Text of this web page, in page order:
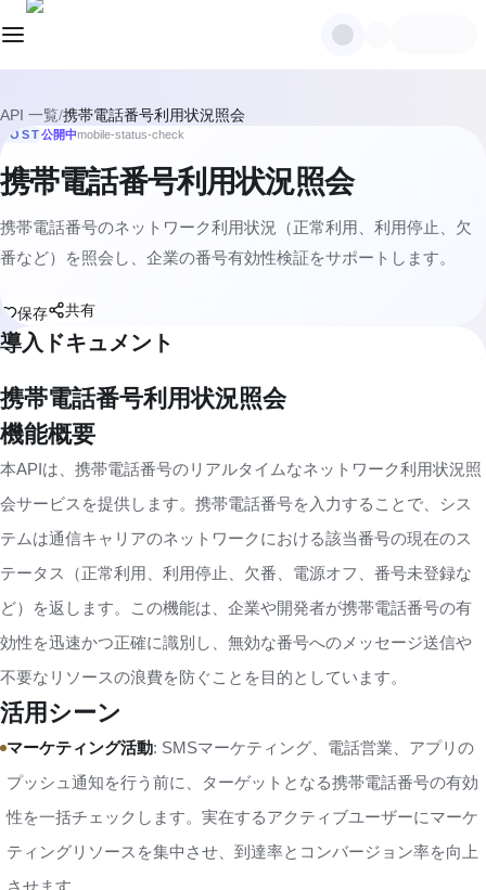
API 一覧/携帯電話番号利用状況照会
POST公開中mobile-status-check
携帯電話番号利用状況照会
携帯電話番号のネットワーク利用状況（正常利用、利用停止、欠
番など）を照会し、企業の番号有効性検証をサポートします。
保存 共有
導入ドキュメント
携帯電話番号利用状況照会
機能概要
本APIは、携帯電話番号のリアルタイムなネットワーク利用状況照
会サービスを提供します。携帯電話番号を入力することで、シス
テムは通信キャリアのネットワークにおける該当番号の現在のス
テータス（正常利用、利用停止、欠番、電源オフ、番号未登録な
ど）を返します。この機能は、企業や開発者が携帯電話番号の有
効性を迅速かつ正確に識別し、無効な番号へのメッセージ送信や
不要なリソースの浪費を防ぐことを目的としています。
活用シーン
マーケティング活動: SMSマーケティング、電話営業、アプリの
プッシュ通知を行う前に、ターゲットとなる携帯電話番号の有効
性を一括チェックします。実在するアクティブユーザーにマーケ
ティングリソースを集中させ、到達率とコンバージョン率を向上
させます。